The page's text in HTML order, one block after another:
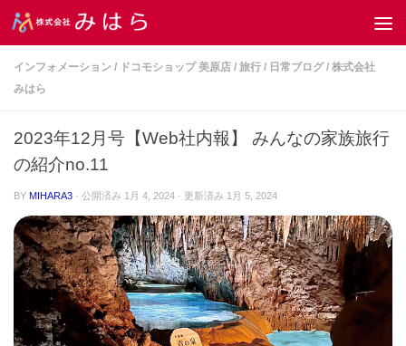
コンテンツへスキップ
インフォメーション / ドコモショップ 美原店 / 旅行 / 日常ブログ / 株式会社
みはら
2023年12月号【Web社内報】 みんなの家族旅行
の紹介no.11
BY MIHARA3 · 公開済み 1月 4, 2024 · 更新済み 1月 5, 2024